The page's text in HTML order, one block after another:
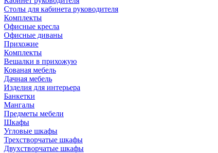
Столы для кабинета руководителя
Комплекты
Офисные кресла
Офисные диваны
Прихожие
Комплекты
Вешалки в прихожую
Кованая мебель
Дачная мебель
Изделия для интерьера
Банкетки
Мангалы
Предметы мебели
Шкафы
Угловые шкафы
Трехстворчатые шкафы
Двухстворчатые шкафы